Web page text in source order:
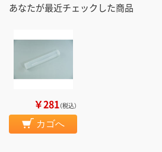
あなたが最近チェックした商品
￥281（税込）
カゴへ